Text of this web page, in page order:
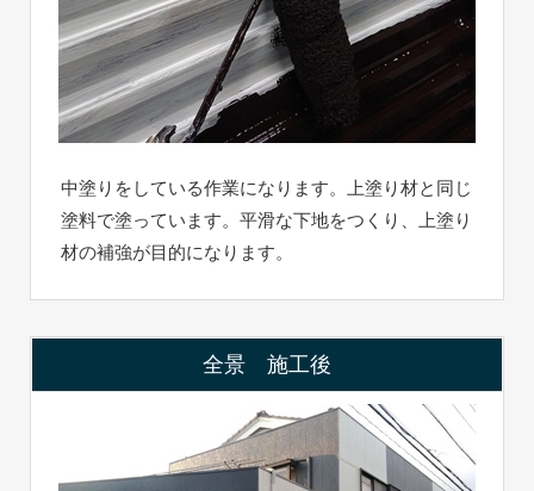
中塗りをしている作業になります。上塗り材と同じ
塗料で塗っています。平滑な下地をつくり、上塗り
材の補強が目的になります。
全景 施工後